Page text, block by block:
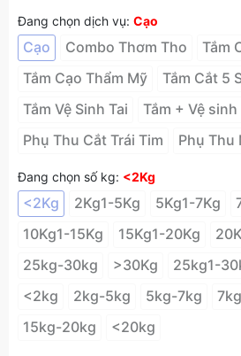
Đang chọn dịch vụ: Cạo
Cạo Combo Thơm Tho
Tắm
Tắm Cạo Thẩm Mỹ
Tắm Cắt 5
Tắm Vệ Sinh Tai
Tắm + Vệ sinh
Phụ Thu Cắt Trái Tim
Phụ Thu
Đang chọn số kg: <2Kg
<2Kg 2Kg1-5Kg 5Kg1-7Kg
10Kg1-15Kg
15Kg1-20Kg
25kg-30kg
>30Kg 25kg1-
<2kg
2kg-5kg 5kg-7kg
15kg-20kg
<20kg